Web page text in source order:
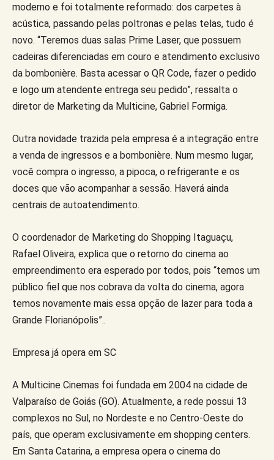
moderno e foi totalmente reformado: dos carpetes à
acústica, passando pelas poltronas e pelas telas, tudo é
novo. “Teremos duas salas Prime Laser, que possuem
cadeiras diferenciadas em couro e atendimento exclusivo
da bombonière. Basta acessar o QR Code, fazer o pedido
e logo um atendente entrega seu pedido”, ressalta o
diretor de Marketing da Multicine, Gabriel Formiga.
Outra novidade trazida pela empresa é a integração entre
a venda de ingressos e a bombonière. Num mesmo lugar,
você compra o ingresso, a pipoca, o refrigerante e os
doces que vão acompanhar a sessão. Haverá ainda
centrais de autoatendimento.
O coordenador de Marketing do Shopping Itaguaçu,
Rafael Oliveira, explica que o retorno do cinema ao
empreendimento era esperado por todos, pois “temos um
público fiel que nos cobrava da volta do cinema, agora
temos novamente mais essa opção de lazer para toda a
Grande Florianópolis”..
Empresa já opera em SC
A Multicine Cinemas foi fundada em 2004 na cidade de
Valparaíso de Goiás (GO). Atualmente, a rede possui 13
complexos no Sul, no Nordeste e no Centro-Oeste do
país, que operam exclusivamente em shopping centers.
Em Santa Catarina, a empresa opera o cinema do